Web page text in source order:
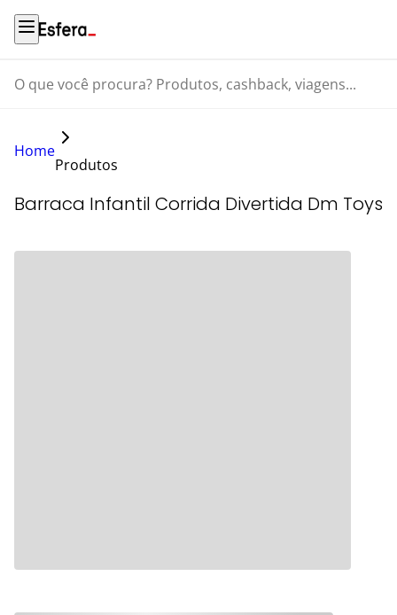
O que você procura? Produtos, cashback, viagens...
Home
Produtos
Barraca Infantil Corrida Divertida Dm Toys